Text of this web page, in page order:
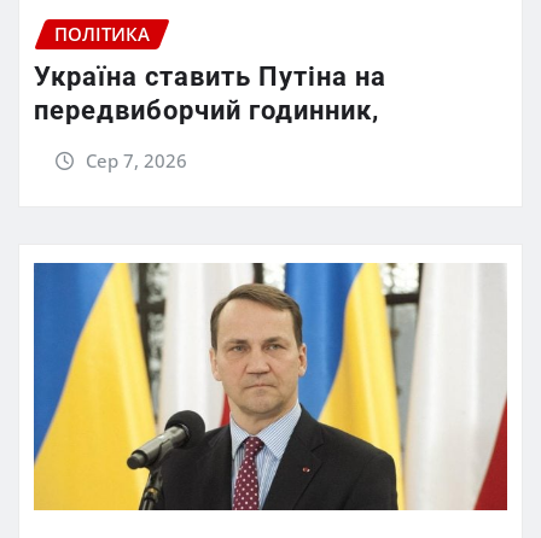
ПОЛІТИКА
Україна ставить Путіна на
передвиборчий годинник,
Сер 7, 2026